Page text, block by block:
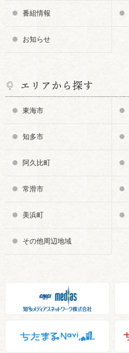
番組情報
お知らせ
エリアから探す
東海市
知多市
阿久比町
常滑市
美浜町
その他周辺地域